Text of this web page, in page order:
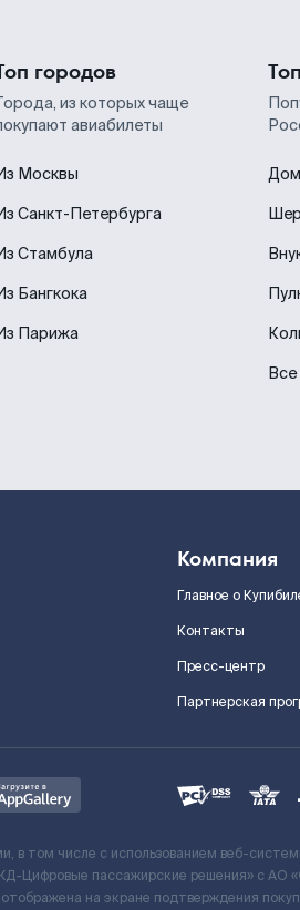
городов
из которых чаще
авиабилеты
Москвы
Санкт-Петербурга
Стамбула
Бангкока
Парижа
Компания
Главное о
Контакты
Пресс-центр
Партнерская
в том числе с использованием веб-
Цифровые пассажирские решения» c
отображена на экране подтверждения